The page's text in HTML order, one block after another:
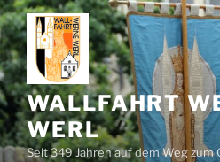
Zum
Inhalt
springen
WALLFAHRT
WERL
Seit 349 Jahren auf dem Weg